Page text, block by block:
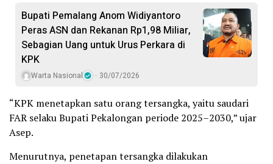
Bupati Pemalang Anom Widiyantoro
Peras ASN dan Rekanan Rp1,98 Miliar,
Sebagian Uang untuk Urus Perkara di
KPK
Warta Nasional 30/07/2026
“KPK menetapkan satu orang tersangka, yaitu saudari
FAR selaku Bupati Pekalongan periode 2025–2030,” ujar
Asep.
Menurutnya, penetapan tersangka dilakukan